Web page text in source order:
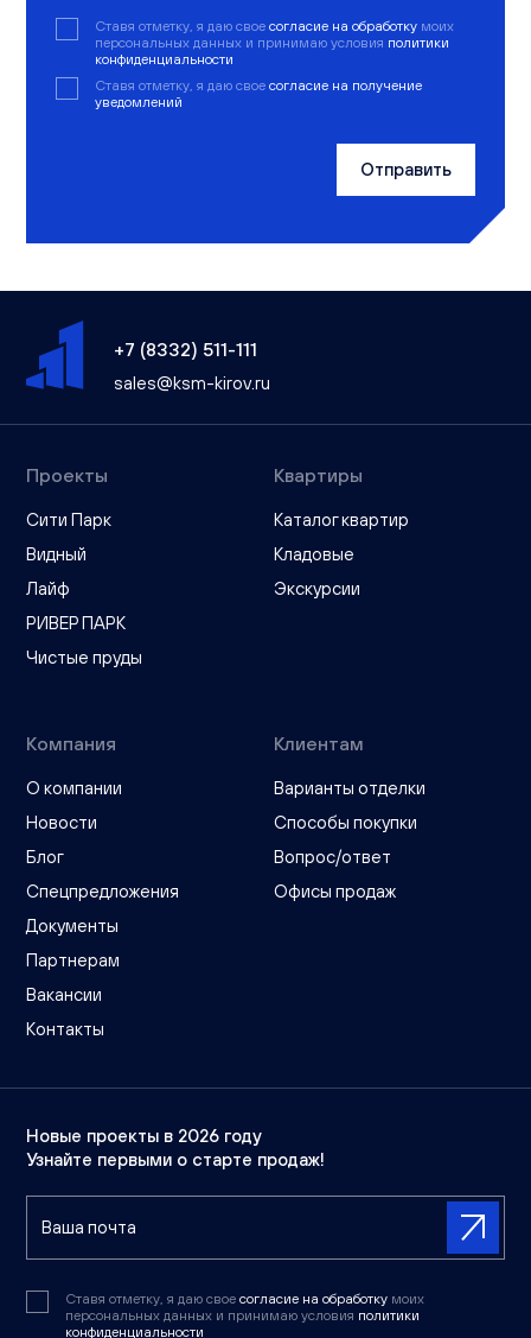
Ставя отметку, я даю свое согласие на обработку моих
персональных данных и принимаю условия политики
конфиденциальности
Ставя отметку, я даю свое согласие на получение
уведомлений
Отправить
+7 (8332) 511-111
sales@ksm-kirov.ru
Проекты
Сити Парк
Видный
Лайф
РИВЕР ПАРК
Чистые пруды
Квартиры
Каталог квартир
Кладовые
Экскурсии
Компания
О компании
Новости
Блог
Спецпредложения
Документы
Партнерам
Вакансии
Контакты
Клиентам
Варианты отделки
Способы покупки
Вопрос/ответ
Офисы продаж
Новые проекты в 2026 году
Узнайте первыми о старте продаж!
Ставя отметку, я даю свое согласие на обработку моих
персональных данных и принимаю условия политики
конфиденциальности